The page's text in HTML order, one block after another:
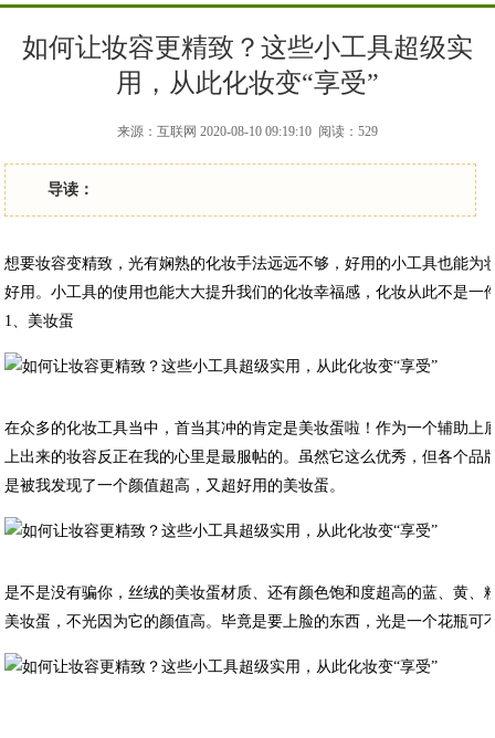
如何让妆容更精致？这些小工具超级实
用，从此化妆变“享受”
来源：互联网 2020-08-10 09:19:10 阅读：529
导读：
想要妆容变精致，光有娴熟的化妆手法远远不够，好用的小工具也能
好用。小工具的使用也能大大提升我们的化妆幸福感，化妆从此不是一
1、美妆蛋
在众多的化妆工具当中，首当其冲的肯定是美妆蛋啦！作为一个辅助
上出来的妆容反正在我的心里是最服帖的。虽然它这么优秀，但各个
是被我发现了一个颜值超高，又超好用的美妆蛋。
是不是没有骗你，丝绒的美妆蛋材质、还有颜色饱和度超高的蓝、黄
美妆蛋，不光因为它的颜值高。毕竟是要上脸的东西，光是一个花瓶可